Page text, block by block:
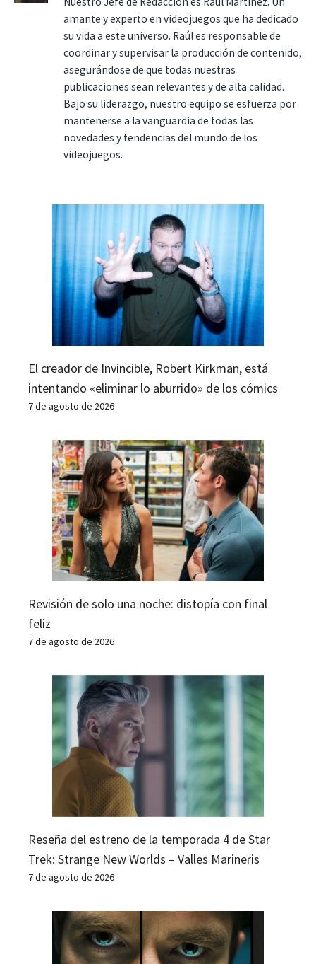
amante y experto en videojuegos que ha dedicado
su vida a este universo. Raúl es responsable de
coordinar y supervisar la producción de contenido,
asegurándose de que todas nuestras
publicaciones sean relevantes y de alta calidad.
Bajo su liderazgo, nuestro equipo se esfuerza por
mantenerse a la vanguardia de todas las
novedades y tendencias del mundo de los
videojuegos.
El creador de Invincible, Robert Kirkman, está
intentando «eliminar lo aburrido» de los cómics
7 de agosto de 2026
Revisión de solo una noche: distopía con final
feliz
7 de agosto de 2026
Reseña del estreno de la temporada 4 de Star
Trek: Strange New Worlds – Valles Marineris
7 de agosto de 2026